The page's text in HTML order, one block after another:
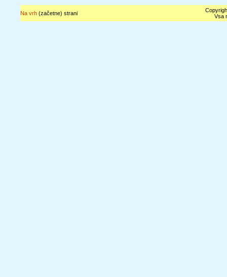
Na vrh(začetne) strani
Vsa